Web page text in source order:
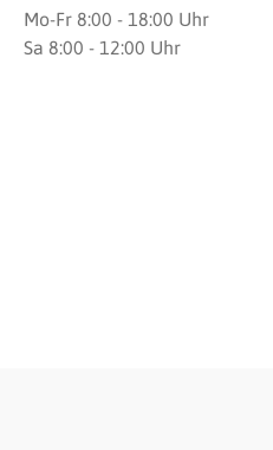
Mo-Fr 8:00 - 18:00 Uhr
Sa 8:00 - 12:00 Uhr